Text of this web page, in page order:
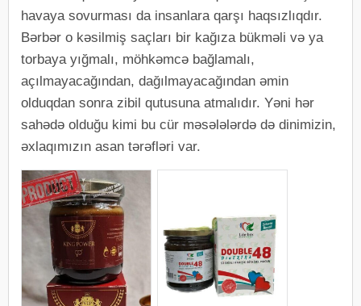
havaya sovurması da insanlara qarşı haqsızlıqdır.
Bərbər o kəsilmiş saçları bir kağıza bükməli və ya
torbaya yığmalı, möhkəmcə bağlamalı,
açılmayacağından, dağılmayacağından əmin
olduqdan sonra zibil qutusuna atmalıdır. Yəni hər
sahədə olduğu kimi bu cür məsələlərdə də dinimizin,
əxlaqımızın asan tərəfləri var.